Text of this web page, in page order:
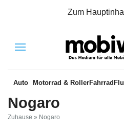
Zum
Menu
Auto Motorrad & RollerFahrrad
Nogaro
Zuhause » Nogaro